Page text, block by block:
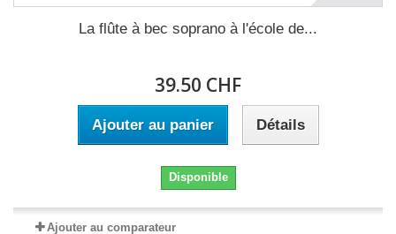
La flûte à bec soprano à l'école de...
39.50 CHF
Ajouter au panier Détails
Disponible
Ajouter au comparateur